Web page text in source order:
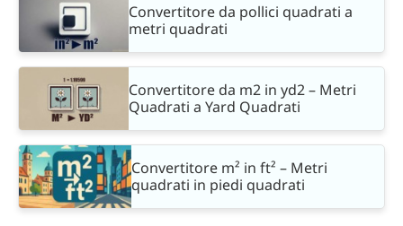
Convertitore da pollici quadrati a
metri quadrati
Convertitore da m2 in yd2 – Metri
Quadrati a Yard Quadrati
Convertitore m² in ft² – Metri
quadrati in piedi quadrati